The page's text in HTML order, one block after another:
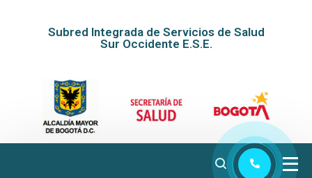
Subred Integrada de Servicios de Salud
Sur Occidente E.S.E.